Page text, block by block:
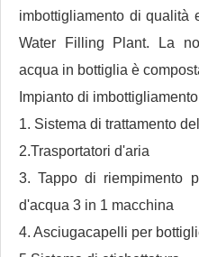
imbottigliamento di qualità
Water Filling Plant. La
acqua in bottiglia è
Impianto di
1. Sistema di trattamento
2.Trasportatori d'aria
3. Tappo di riempimento
d'acqua 3 in 1 macchina
4. Asciugacapelli per